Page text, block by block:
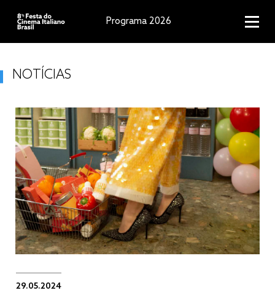
Programa 2026
NOTÍCIAS
29.05.2024